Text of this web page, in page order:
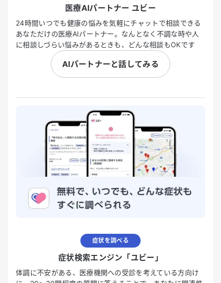
医療AIパートナー ユビー
24時間いつでも健康の悩みを気軽にチャットで相談できる
あなただけの医療AIパートナー。なんとなく不調な時や人
に相談しづらい悩みがあるときも、どんな相談もOKです
AIパートナーと話してみる
症状を調べる
症状検索エンジン「ユビー」
体調に不安がある、医療機関への受診を考えている方向け